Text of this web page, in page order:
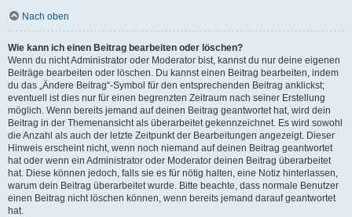
Nach oben
Wie kann ich einen Beitrag bearbeiten oder löschen?
Wenn du nicht Administrator oder Moderator bist, kannst du nur deine eigenen
Beiträge bearbeiten oder löschen. Du kannst einen Beitrag bearbeiten, indem
du das „Ändere Beitrag“-Symbol für den entsprechenden Beitrag anklickst;
eventuell ist dies nur für einen begrenzten Zeitraum nach seiner Erstellung
möglich. Wenn bereits jemand auf deinen Beitrag geantwortet hat, wird dein
Beitrag in der Themenansicht als überarbeitet gekennzeichnet. Es wird sowohl
die Anzahl als auch der letzte Zeitpunkt der Bearbeitungen angezeigt. Dieser
Hinweis erscheint nicht, wenn noch niemand auf deinen Beitrag geantwortet
hat oder wenn ein Administrator oder Moderator deinen Beitrag überarbeitet
hat. Diese können jedoch, falls sie es für nötig halten, eine Notiz hinterlassen,
warum dein Beitrag überarbeitet wurde. Bitte beachte, dass normale Benutzer
einen Beitrag nicht löschen können, wenn bereits jemand darauf geantwortet
hat.